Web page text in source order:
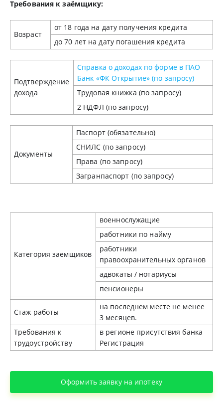
Требования к заёмщику:
Возраст
от 18 года на дату получения кредита
до 70 лет на дату погашения кредита
Подтверждение
дохода
Справка о доходах по форме в ПАО
Банк «ФК Открытие» (по запросу)
Трудовая книжка (по запросу)
2 НДФЛ (по запросу)
Документы
Паспорт (обязательно)
СНИЛС (по запросу)
Права (по запросу)
Загранпаспорт (по запросу)
Категория заемщиков
военнослужащие
работники по найму
работники
правоохранительных органов
адвокаты / нотариусы
пенсионеры
Стаж работы
на последнем месте не менее
3 месяцев.
Требования к
трудоустройству
в регионе присутствия банка
Регистрация
Оформить заявку на ипотеку